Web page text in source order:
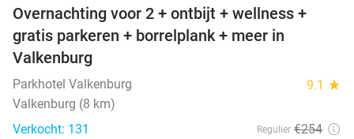
33%
Overnachting voor 2 + ontbijt + wellness +
gratis parkeren + borrelplank + meer in
Valkenburg
Parkhotel Valkenburg 9.1 star
Valkenburg (8 km)
Verkocht: 131
Regulier €254